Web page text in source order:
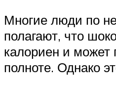
Многие люди по
полагают, что
калориен и может
полноте. Однако